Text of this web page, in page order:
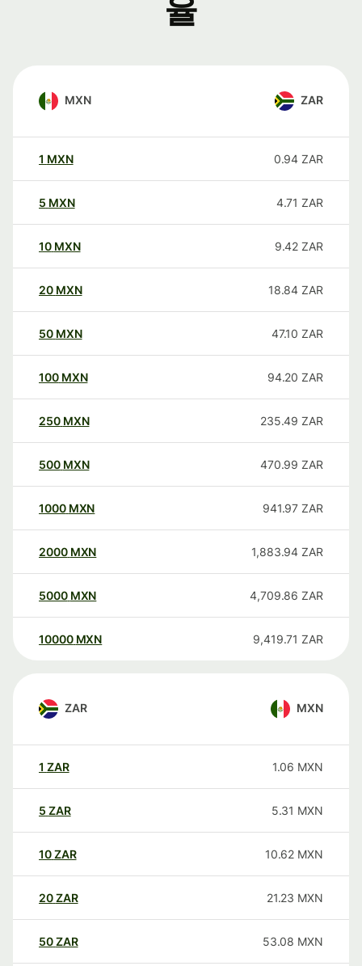
율
MXN ZAR
1 MXN 0.94 ZAR
5 MXN 4.71 ZAR
10 MXN 9.42 ZAR
20 MXN 18.84 ZAR
50 MXN 47.10 ZAR
100 MXN 94.20 ZAR
250 MXN 235.49 ZAR
500 MXN 470.99 ZAR
1000 MXN 941.97 ZAR
2000 MXN 1,883.94 ZAR
5000 MXN 4,709.86 ZAR
10000 MXN 9,419.71 ZAR
ZAR MXN
1 ZAR 1.06 MXN
5 ZAR 5.31 MXN
10ZAR 10.62 MXN
20ZAR 21.23 MXN
50ZAR 53.08 MXN